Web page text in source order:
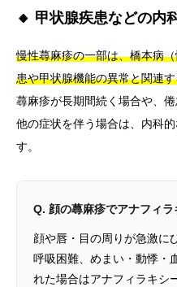
🔸 甲状腺疾患などの内
慢性蕁麻疹の一部は、橋本病
患や甲状腺機能の異常と関連
蕁麻疹が長期間続く場合や、
他の症状を伴う場合は、内科
す。
Q. 顔の蕁麻疹でアナフィ
顔や唇・目の周りが急激に
呼吸困難、めまい・動悸・
れた場合はアナフィラキシ